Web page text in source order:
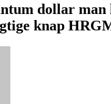
dollar man
knap